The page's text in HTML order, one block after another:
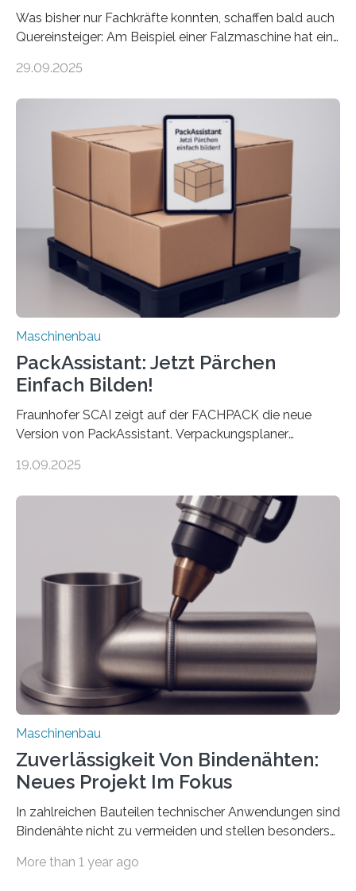
Was bisher nur Fachkräfte konnten, schaffen bald auch
Quereinsteiger: Am Beispiel einer Falzmaschine hat ein
Mensch-Maschine-Schnittstelle so sehr vereinfacht,
Die zugrunde liegende Methodik lässt sich auf alle
anderen Maschinen übertragen. Eine Falzmaschine
umzurüsten ist ein Job für echte Profis. Eine solche
Maschine faltet in Druckereien Broschüren, Prospekte,
Landkarten und vieles mehr – mehrere Zehntausend
Exemplare pro Stunde. Je nach Maschinentyp und
Auftrag kann das Umrüsten…
29.09.2025
Maschinenbau
PackAssistant: Jetzt Pärchen
Einfach Bilden!
Fraunhofer SCAI zeigt auf der FACHPACK die neue
Version von PackAssistant. Verpackungsplaner
Automobil, Maschinenbau und in der Zulieferindustrie.
Teile als eine Einheit verpacken. Die Anordnung kann
der Benutzer vorgeben und erhält so mehr Kontrolle
über die Positionierung der Bauteile. Die ebenfalls neue
Automatisierungsschnittstelle dient dazu, die Software
besser in spezifische Unternehmensprozesse
einzubinden. Sankt Augustin – Zur Messe FACHPACK
vom 23. bis 25. September in Nürnberg…
19.09.2025
Maschinenbau
Zuverlässigkeit Von Bindenähten:
Neues Projekt Im Fokus
In zahlreichen Bauteilen technischer Anwendungen sind
Bindenähte nicht zu vermeiden und stellen besonders
Matrixmaterials eine große Herausforderung dar.
More than 1 year ago